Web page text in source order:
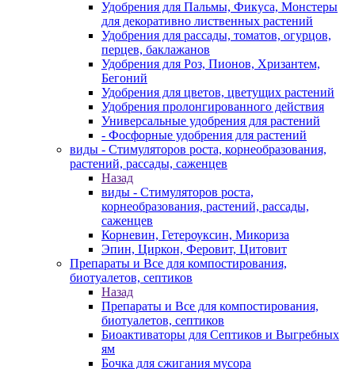
Удобрения для Пальмы, Фикуса, Монстеры
для декоративно лиственных растений
Удобрения для рассады, томатов, огурцов,
перцев, баклажанов
Удобрения для Роз, Пионов, Хризантем,
Бегоний
Удобрения для цветов, цветущих растений
Удобрения пролонгированного действия
Универсальные удобрения для растений
- Фосфорные удобрения для растений
виды - Стимуляторов роста, корнеобразования,
растений, рассады, саженцев
Назад
виды - Стимуляторов роста,
корнеобразования, растений, рассады,
саженцев
Корневин, Гетероуксин, Микориза
Эпин, Циркон, Феровит, Цитовит
Препараты и Все для компостирования,
биотуалетов, септиков
Назад
Препараты и Все для компостирования,
биотуалетов, септиков
Биоактиваторы для Септиков и Выгребных
ям
Бочка для сжигания мусора